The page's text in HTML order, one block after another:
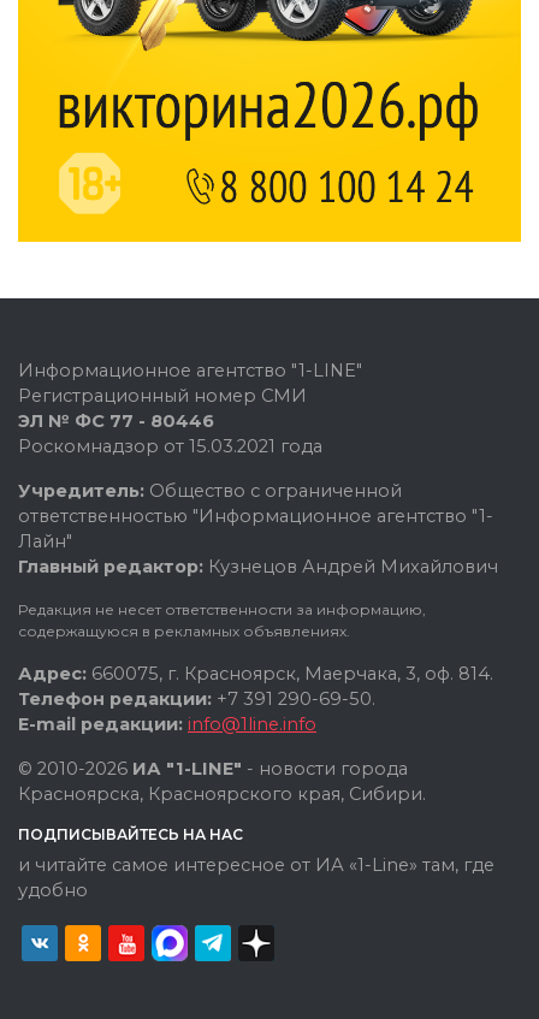
Информационное агентство "1-LINE"
Регистрационный номер СМИ
ЭЛ № ФС 77 - 80446
Роскомнадзор от 15.03.2021 года
Учредитель: Общество с ограниченной
ответственностью "Информационное агентство "1-
Лайн"
Главный редактор: Кузнецов Андрей Михайлович
Редакция не несет ответственности за информацию,
содержащуюся в рекламных объявлениях.
Адрес: 660075, г. Красноярск, Маерчака, 3, оф. 814.
Телефон редакции: +7 391 290-69-50.
E-mail редакции: info@1line.info
© 2010-2026 ИА "1-LINE" - новости города
Красноярска, Красноярского края, Сибири.
ПОДПИСЫВАЙТЕСЬ НА НАС
и читайте самое интересное от ИА «1-Line» там, где
удобно